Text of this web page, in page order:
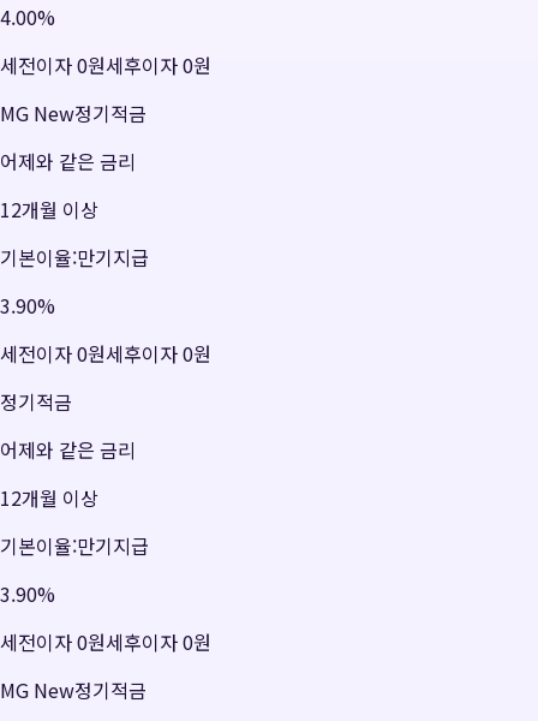
4.00%
세전이자0원세후이자0원
MG New정기적금
어제와 같은 금리
12개월 이상
기본이율:만기지급
3.90%
세전이자0원세후이자0원
정기적금
어제와 같은 금리
12개월 이상
기본이율:만기지급
3.90%
세전이자0원세후이자0원
MG New정기적금